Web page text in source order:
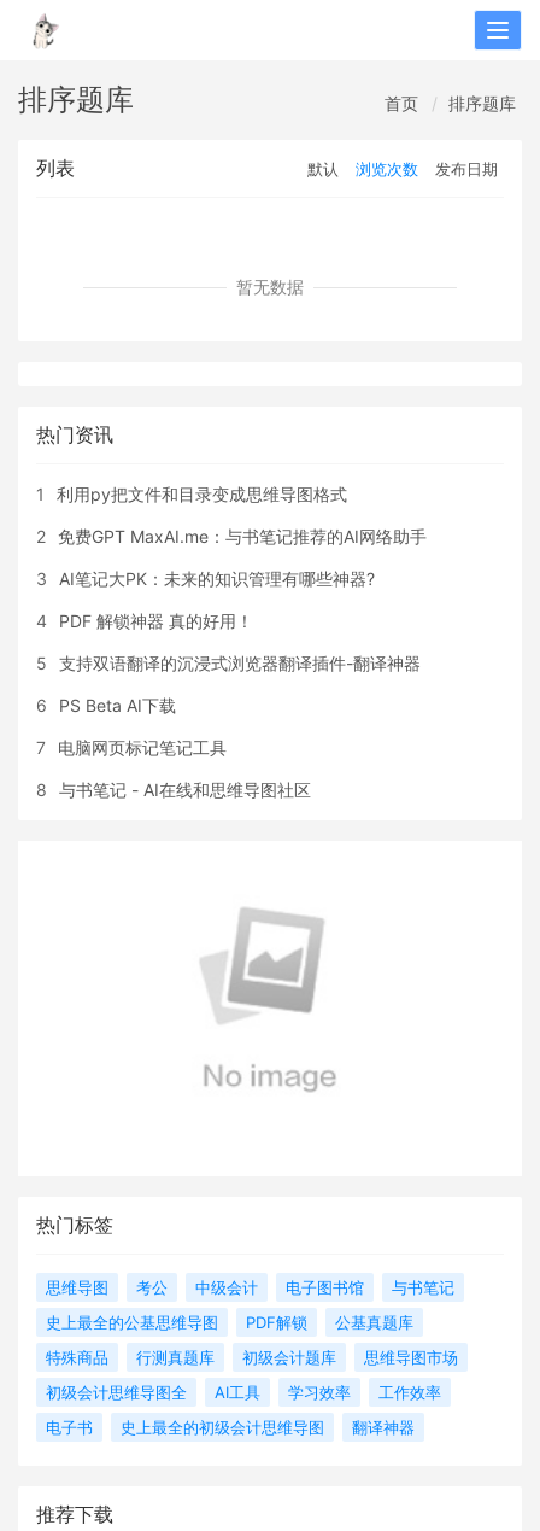
排序题库 首页 排序题库
列表 默认 浏览次数 发布日期
暂无数据
热门资讯
1 利用py把文件和目录变成思维导图格式
2 免费GPT MaxAI.me：与书笔记推荐的AI网络助手
3 AI笔记大PK：未来的知识管理有哪些神器?
4 PDF 解锁神器 真的好用！
5 支持双语翻译的沉浸式浏览器翻译插件-翻译神器
6 PS Beta AI下载
7 电脑网页标记笔记工具
8 与书笔记 - AI在线和思维导图社区
热门标签
思维导图 考公 中级会计 电子图书馆
与书笔记
史上最全的公基思维导图
PDF解锁
公基真题库
特殊商品
行测真题库 初级会计题库
思维导图市场
初级会计思维导图全
AI工具 学习效率
工作效率
电子书
史上最全的初级会计思维导图 翻译神器
推荐下载